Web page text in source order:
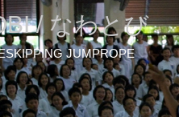
/ なわとび
JUMPROPE